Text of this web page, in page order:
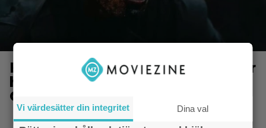
Elliot Page ”tappade andan” när
han läste manus till ”The
Odyssey”
Vi värdesätter din integritet Dina val